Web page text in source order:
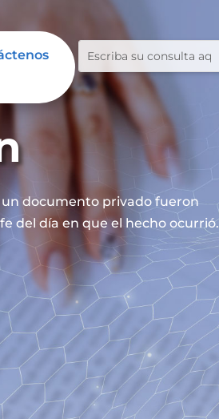
documento privado fueron
del día en que el hecho ocurrió.